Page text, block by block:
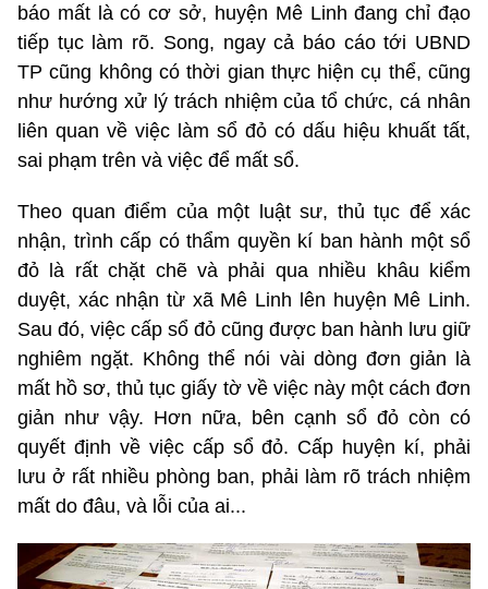
báo mất là có cơ sở, huyện Mê Linh đang chỉ đạo
tiếp tục làm rõ. Song, ngay cả báo cáo tới UBND
TP cũng không có thời gian thực hiện cụ thể, cũng
như hướng xử lý trách nhiệm của tổ chức, cá nhân
liên quan về việc làm sổ đỏ có dấu hiệu khuất tất,
sai phạm trên và việc để mất sổ.
Theo quan điểm của một luật sư, thủ tục để xác
nhận, trình cấp có thẩm quyền kí ban hành một sổ
đỏ là rất chặt chẽ và phải qua nhiều khâu kiểm
duyệt, xác nhận từ xã Mê Linh lên huyện Mê Linh.
Sau đó, việc cấp sổ đỏ cũng được ban hành lưu giữ
nghiêm ngặt. Không thể nói vài dòng đơn giản là
mất hồ sơ, thủ tục giấy tờ về việc này một cách đơn
giản như vậy. Hơn nữa, bên cạnh sổ đỏ còn có
quyết định về việc cấp sổ đỏ. Cấp huyện kí, phải
lưu ở rất nhiều phòng ban, phải làm rõ trách nhiệm
mất do đâu, và lỗi của ai...